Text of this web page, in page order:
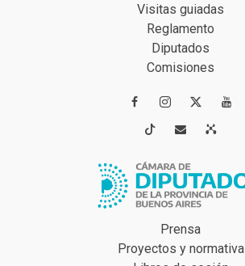
Visitas guiadas
Reglamento
Diputados
Comisiones
 
 
Prensa
Proyectos y normativa